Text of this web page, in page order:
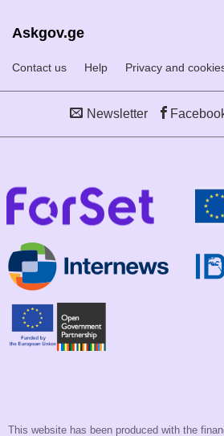
Askgov.ge
Contact us Help Privacy and
Newsletter
This website has been produced with the